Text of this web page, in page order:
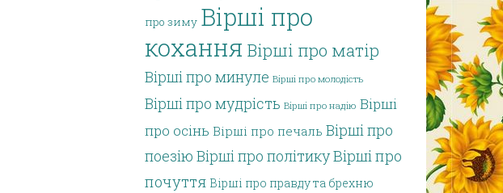
про зиму Вірші про
кохання Вірші про матір
Вірші про минуле Вірші про молодість
Вірші про мудрість Вірші про надію Вірші
про осінь Вірші про печаль Вірші про
поезію Вірші про політикуВірші про
почуття Вірші про правду та брехню